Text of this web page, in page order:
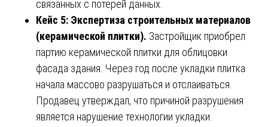
связанных с потерей данных.
Кейс 5: Экспертиза строительных материалов
(керамической плитки). Застройщик приобрел
партию керамической плитки для облицовки
фасада здания. Через год после укладки плитка
начала массово разрушаться и отслаиваться.
Продавец утверждал, что причиной разрушения
является нарушение технологии укладки.